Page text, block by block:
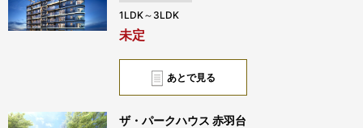
あとで見る
1LDK～3LDK
未定
ザ・パークハウス 赤羽台